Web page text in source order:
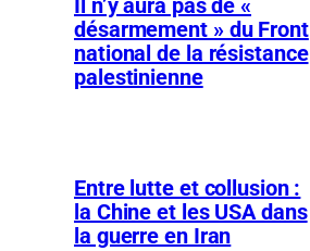
Il n’y aura pas de «
désarmement » du Front
national de la résistance
palestinienne
Entre lutte et collusion :
la Chine et les USA dans
la guerre en Iran